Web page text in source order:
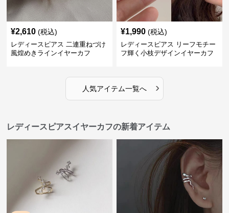
¥2,610 (税込)
レディースピアス 二連重ねづけ
風煌めきラインイヤーカフ
¥1,990 (税込)
レディースピアス リーフモチー
フ輝く小枝デザインイヤーカフ
人気アイテム一覧へ ›
レディースピアスイヤーカフの新着アイテム